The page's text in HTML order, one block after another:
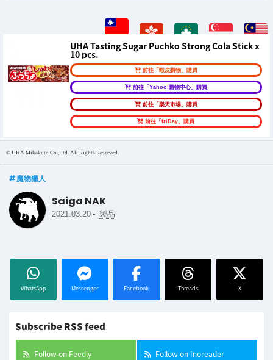
UHA Tasting Sugar Puchko Strong Cola Stick x
10 pcs.
前往「蝦皮購物」購買
前往「Yahoo!購物中心」購買
前往「樂天市場」購買
前往「friDay」購買
© UHA Mikakuto Co.,Ltd. All Rights Reserved.
魔物獵人
Saiga NAK
2021.03.20 - 製品
WhatsApp Messenger Facebook Threads X
Subscribe RSS feed
Follow on Feedly Follow on Inoreader